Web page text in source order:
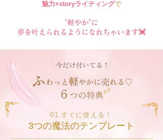
魅力×storyライティング​で
"軽やか"に
夢を叶えられるようになれちゃいます💓
01.すぐに使える！
3つの魔法のテンプレート